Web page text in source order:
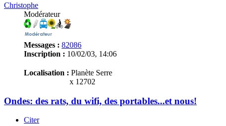
Christophe
Modérateur
Messages : 82086
Inscription : 10/02/03, 14:06
Localisation : Planète Serre
x 12702
Ondes: des rats, du wifi, des portables...et nous!
Citer